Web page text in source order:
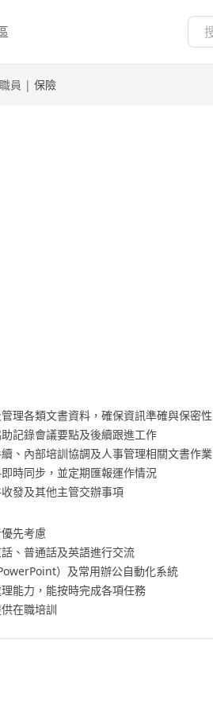
員 | 保險
理各類文書資料，確保資訊準確與保密性
記錄會議要點及後續跟進工作
、內部培訓協調及人事管理相關文書作業
時同步，並定期匯報運作情況
發及其他主管交辦事項
先考慮
、普通話及英語進行交流
）及常用辦公自動化系統
能力，能按時完成各項任務
在職培訓